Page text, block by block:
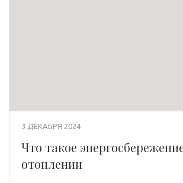
3 ДЕКАБРЯ 2024
Что такое
отоплении